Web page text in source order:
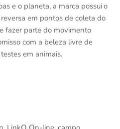
e o planeta, a marca possuio
em pontos de coleta do
fazer parte do movimento
com a beleza livre de
em animais.